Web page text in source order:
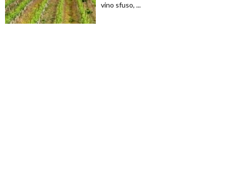
vino sfuso, ...